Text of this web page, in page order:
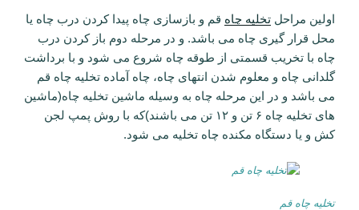
اولین مراحل تخلیه چاه قم و بازسازی چاه پیدا کردن درب چاه یا
محل قرار گیری چاه می باشد. و در مرحله دوم باز کردن درب
چاه با تخریب قسمتی از طوقه چاه شروع می شود و با برداشت
گلدانی چاه و معلوم شدن انتهای چاه، چاه آماده تخلیه چاه قم
می باشد و در این مرحله چاه به وسیله ماشین تخلیه چاه(ماشین
های تخلیه چاه ۶ تن و ۱۲ تن می باشند)که با روش پمپ لجن
کش و یا دستگاه مکنده چاه تخلیه می شود.
تخلیه چاه قم